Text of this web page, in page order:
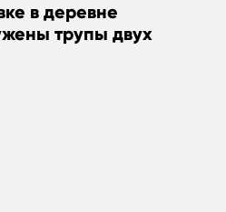
в деревне
трупы двух